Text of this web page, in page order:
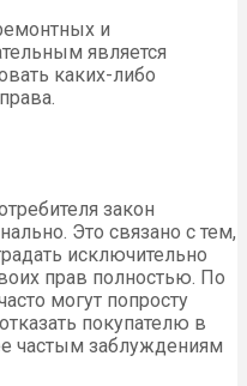
и
является
каких-либо
закон
Это связано с тем,
исключительно
прав полностью. По
могут попросту
покупателю в
частым заблуждениям